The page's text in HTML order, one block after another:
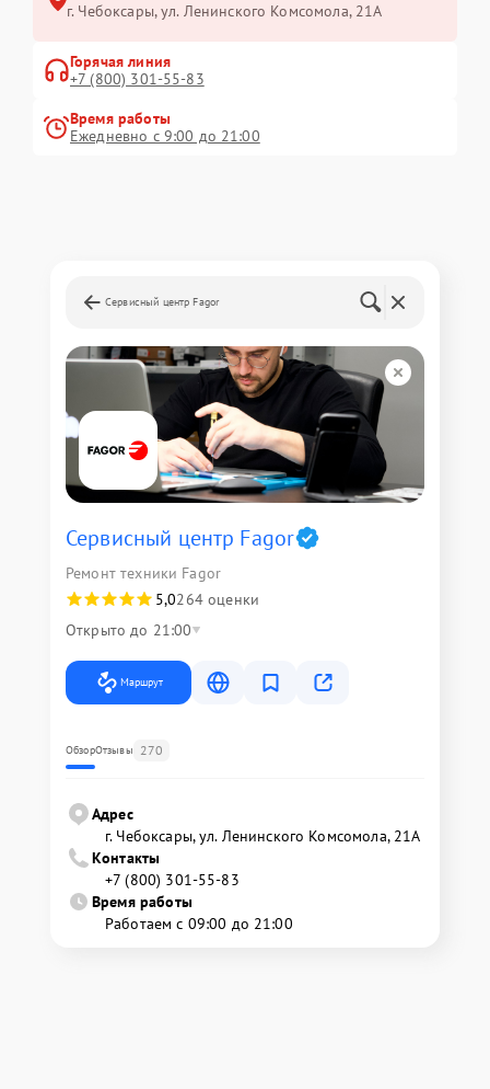
г. Чебоксары, ул. Ленинского Комсомола, 21А
Горячая линия
+7 (800) 301-55-83
Время работы
Ежедневно с 9:00 до 21:00
Сервисный центр Fagor
Сервисный центр Fagor
Ремонт техники Fagor
5,0264 оценки
Открыто до 21:00
Маршрут
ОбзорОтзывы 270
Адрес
г. Чебоксары, ул. Ленинского Комсомола, 21А
Контакты
+7 (800) 301-55-83
Время работы
Работаем с 09:00 до 21:00